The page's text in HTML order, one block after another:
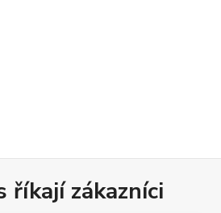
říkají zákazníci